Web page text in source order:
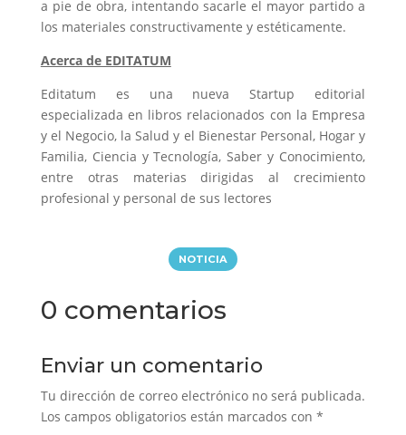
a pie de obra, intentando sacarle el mayor partido a
los materiales constructivamente y estéticamente.
Acerca de EDITATUM
Editatum es una nueva Startup editorial
especializada en libros relacionados con la Empresa
y el Negocio, la Salud y el Bienestar Personal, Hogar y
Familia, Ciencia y Tecnología, Saber y Conocimiento,
entre otras materias dirigidas al crecimiento
profesional y personal de sus lectores
NOTICIA
0 comentarios
Enviar un comentario
Tu dirección de correo electrónico no será publicada.
Los campos obligatorios están marcados con *